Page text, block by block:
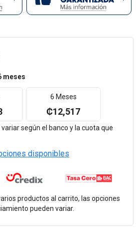
meses
6 Meses
₡12,517
según el banco y la cuota que
disponibles
productos al carrito, las opciones
pueden variar.